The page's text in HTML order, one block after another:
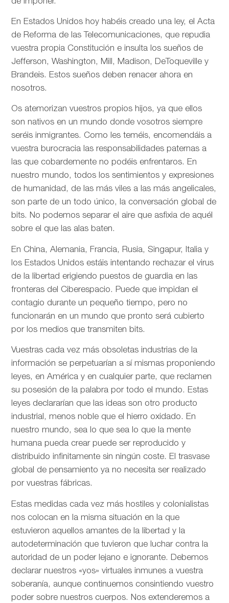
En Estados Unidos hoy habéis creado una ley, el Acta
de Reforma de las Telecomunicaciones, que repudia
vuestra propia Constitución e insulta los sueños de
Jefferson, Washington, Mill, Madison, DeToqueville y
Brandeis. Estos sueños deben renacer ahora en
nosotros.
Os atemorizan vuestros propios hijos, ya que ellos
son nativos en un mundo donde vosotros siempre
seréis inmigrantes. Como les teméis, encomendáis a
vuestra burocracia las responsabilidades paternas a
las que cobardemente no podéis enfrentaros. En
nuestro mundo, todos los sentimientos y expresiones
de humanidad, de las más viles a las más angelicales,
son parte de un todo único, la conversación global de
bits. No podemos separar el aire que asfixia de aquél
sobre el que las alas baten.
En China, Alemania, Francia, Rusia, Singapur, Italia y
los Estados Unidos estáis intentando rechazar el virus
de la libertad erigiendo puestos de guardia en las
fronteras del Ciberespacio. Puede que impidan el
contagio durante un pequeño tiempo, pero no
funcionarán en un mundo que pronto será cubierto
por los medios que transmiten bits.
Vuestras cada vez más obsoletas industrias de la
información se perpetuarían a sí mismas proponiendo
leyes, en América y en cualquier parte, que reclamen
su posesión de la palabra por todo el mundo. Estas
leyes declararían que las ideas son otro producto
industrial, menos noble que el hierro oxidado. En
nuestro mundo, sea lo que sea lo que la mente
humana pueda crear puede ser reproducido y
distribuido infinitamente sin ningún coste. El trasvase
global de pensamiento ya no necesita ser realizado
por vuestras fábricas.
Estas medidas cada vez más hostiles y colonialistas
nos colocan en la misma situación en la que
estuvieron aquellos amantes de la libertad y la
autodeterminación que tuvieron que luchar contra la
autoridad de un poder lejano e ignorante. Debemos
declarar nuestros «yos» virtuales inmunes a vuestra
soberanía, aunque continuemos consintiendo vuestro
poder sobre nuestros cuerpos. Nos extenderemos a